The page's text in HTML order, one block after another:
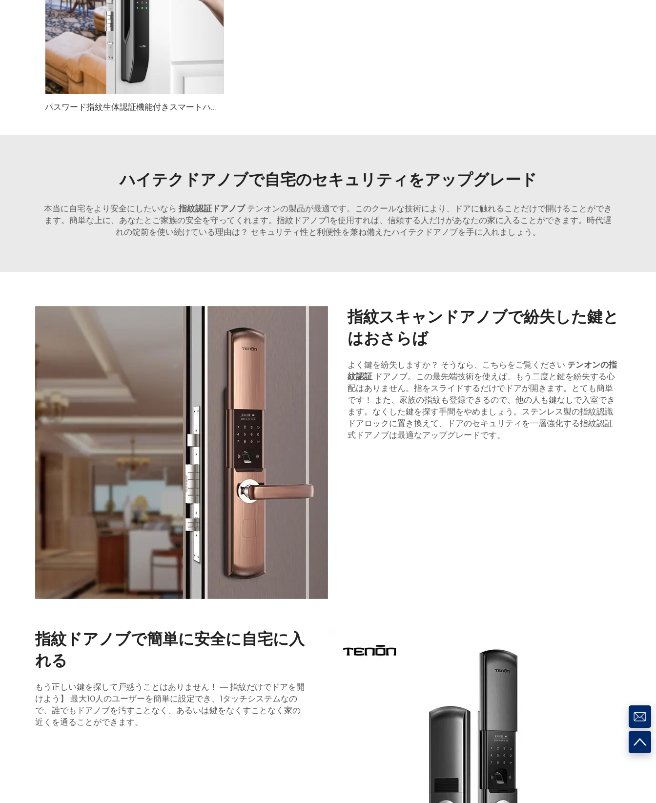
パスワード指紋生体認証機能付きスマートハウスロック Tenon A6 Pro
ハイテクドアノブで自宅のセキュリティをアップグレード
本当に自宅をより安全にしたいなら 指紋認証ドアノブ テンオンの製品が最適です。このクールな技術により、ドアに触れることだけで開けることができ
ます。簡単な上に、あなたとご家族の安全を守ってくれます。指紋ドアノブ1を使用すれば、信頼する人だけがあなたの家に入ることができます。時代遅
れの錠前を使い続けている理由は？ セキュリティ性と利便性を兼ね備えたハイテクドアノブを手に入れましょう。
指紋スキャンドアノブで紛失した鍵と
はおさらば
よく鍵を紛失しますか？ そうなら、こちらをご覧ください テンオンの指
紋認証 ドアノブ。この最先端技術を使えば、もう二度と鍵を紛失する心
配はありません。指をスライドするだけでドアが開きます。とても簡単
です！ また、家族の指紋も登録できるので、他の人も鍵なしで入室でき
ます。なくした鍵を探す手間をやめましょう。ステンレス製の指紋認識
ドアロックに置き換えて、ドアのセキュリティを一層強化する指紋認証
式ドアノブは最適なアップグレードです。
指紋ドアノブで簡単に安全に自宅に入
れる
もう正しい鍵を探して戸惑うことはありません！ ― 指紋だけでドアを開
けよう】 最大10人のユーザーを簡単に設定でき、1タッチシステムなの
で、誰でもドアノブを汚すことなく、あるいは鍵をなくすことなく家の
近くを通ることができます。